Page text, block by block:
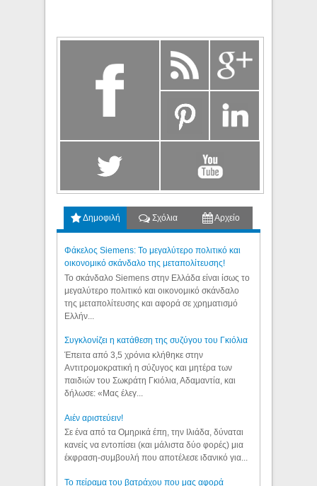
Δημοφιλή Σχόλια Αρχείο
Φάκελος Siemens: Το μεγαλύτερο πολιτικό και
οικονομικό σκάνδαλο της μεταπολίτευσης!
Το σκάνδαλο Siemens στην Ελλάδα είναι ίσως το
μεγαλύτερο πολιτικό και οικονομικό σκάνδαλο
της μεταπολίτευσης και αφορά σε χρηματισμό
Ελλήν...
Συγκλονίζει η κατάθεση της συζύγου του Γκιόλια
Έπειτα από 3,5 χρόνια κλήθηκε στην
Αντιτρομοκρατική η σύζυγος και μητέρα των
παιδιών του Σωκράτη Γκιόλια, Αδαμαντία, και
δήλωσε: «Μας έλεγ...
Aιέν αριστεύειν!
Σε ένα από τα Ομηρικά έπη, την Ιλιάδα, δύναται
κανείς να εντοπίσει (και μάλιστα δύο φορές) μια
έκφραση-συμβουλή που αποτέλεσε ιδανικό για...
Το πείραμα του βατράχου που μας αφορά